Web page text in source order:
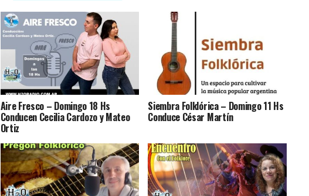
Aire Fresco – Domingo 18 Hs
Conducen Cecilia Cardozo y Mateo
Ortiz
Siembra Folklórica – Domingo 11 Hs
Conduce César Martín